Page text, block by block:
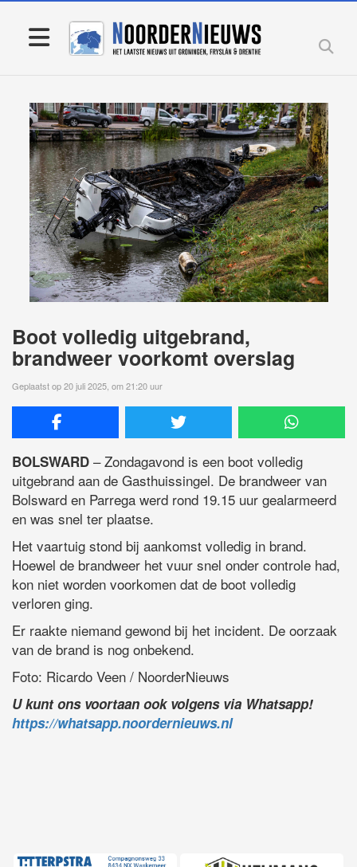
Boot volledig uitgebrand,
brandweer voorkomt overslag
Geplaatst op 20 juli 2025, om 21:20 uur
BOLSWARD – Zondagavond is een boot volledig
uitgebrand aan de Gasthuissingel. De brandweer van
Bolsward en Parrega werd rond 19.15 uur gealarmeerd
en was snel ter plaatse.
Het vaartuig stond bij aankomst volledig in brand.
Hoewel de brandweer het vuur snel onder controle had,
kon niet worden voorkomen dat de boot volledig
verloren ging.
Er raakte niemand gewond bij het incident. De oorzaak
van de brand is nog onbekend.
Foto: Ricardo Veen / NoorderNieuws
U kunt ons voortaan ook volgens via Whatsapp!
https://whatsapp.noordernieuws.nl